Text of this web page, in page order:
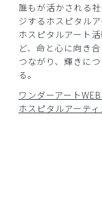
誰もが活かされる
ジするホスピタル
ホスピタルアート
ど、命と心に向き
つながり、輝きに
る。
ワンダーアート
ホスピタルアーテ